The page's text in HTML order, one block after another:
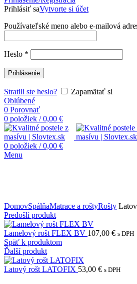
Prihlásiť saVytvorte si účet
Používateľské meno alebo e-mailová
Heslo *
Prihlásenie
Stratili ste heslo?
Zapamätať si
Oblúbené
0 Porovnať
0 položiek / 0,00 €
0 položiek / 0,00 €
Menu
DomovSpálňaMatrace a roštyRošty
Predošlí produkt
Lamelový rošt FLEX BV 107,00 € s DPH
Späť k produktom
Ďalší produkt
Latový rošt LATOFIX 53,00 € s DPH